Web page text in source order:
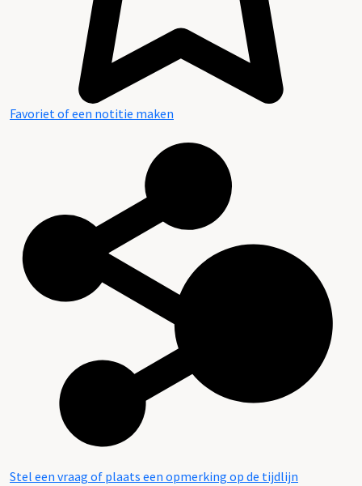
Favoriet of een notitie maken
Stel een vraag of plaats een opmerking op de tijdlijn